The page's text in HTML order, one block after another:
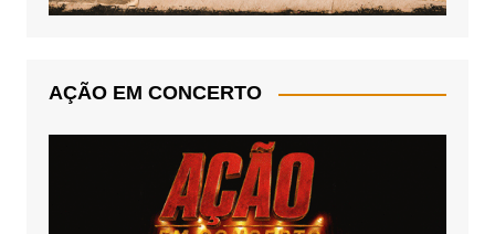
AÇÃO EM CONCERTO